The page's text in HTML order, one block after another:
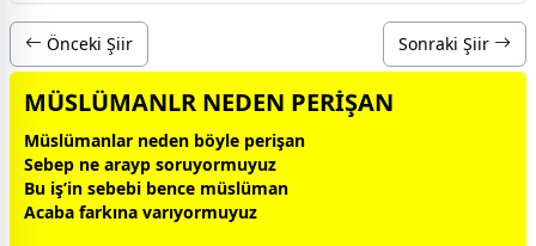
Önceki Şiir Sonraki Şiir
MÜSLÜMANLR NEDEN PERİŞAN
Müslümanlar neden böyle perişan
Sebep ne arayp soruyormuyuz
Bu iş’in sebebi bence müslüman
Acaba farkına varıyormuyuz